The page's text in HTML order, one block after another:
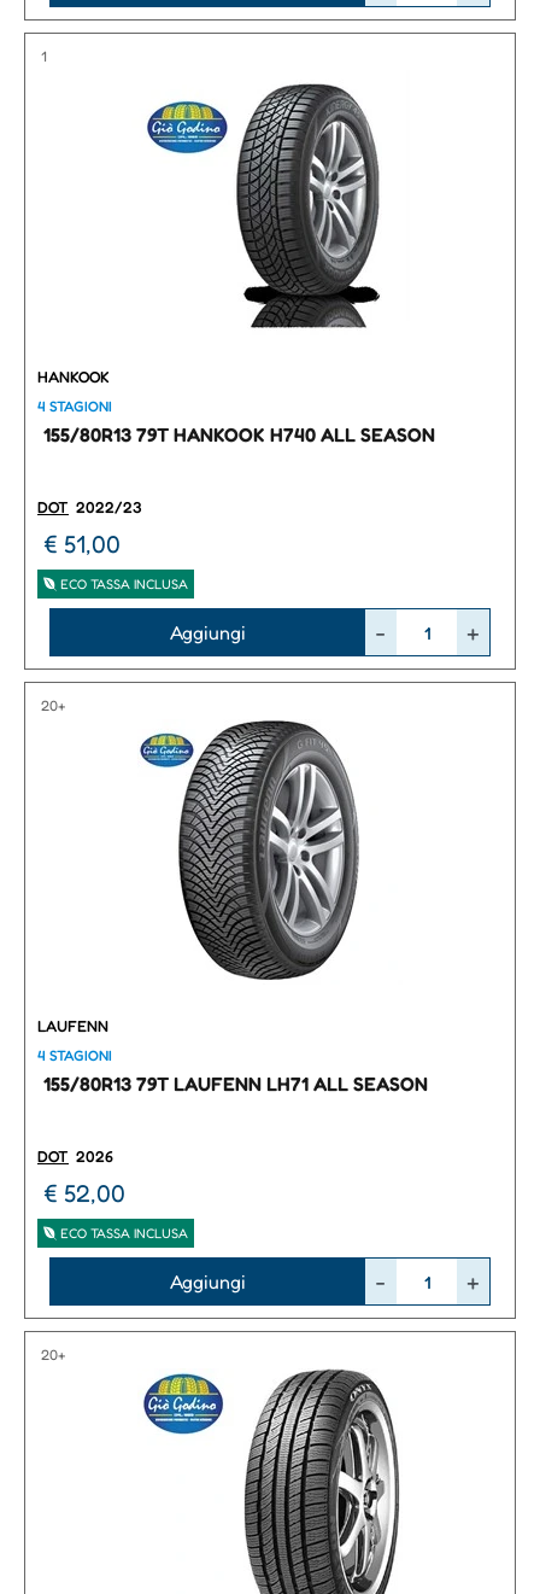
1
HANKOOK
4 STAGIONI
155/80R13 79T HANKOOK H740 ALL SEASON
DOT 2022/23
€ 51,00
ECO TASSA INCLUSA
Aggiungi
20+
LAUFENN
4 STAGIONI
155/80R13 79T LAUFENN LH71 ALL SEASON
DOT 2026
€ 52,00
ECO TASSA INCLUSA
Aggiungi
20+